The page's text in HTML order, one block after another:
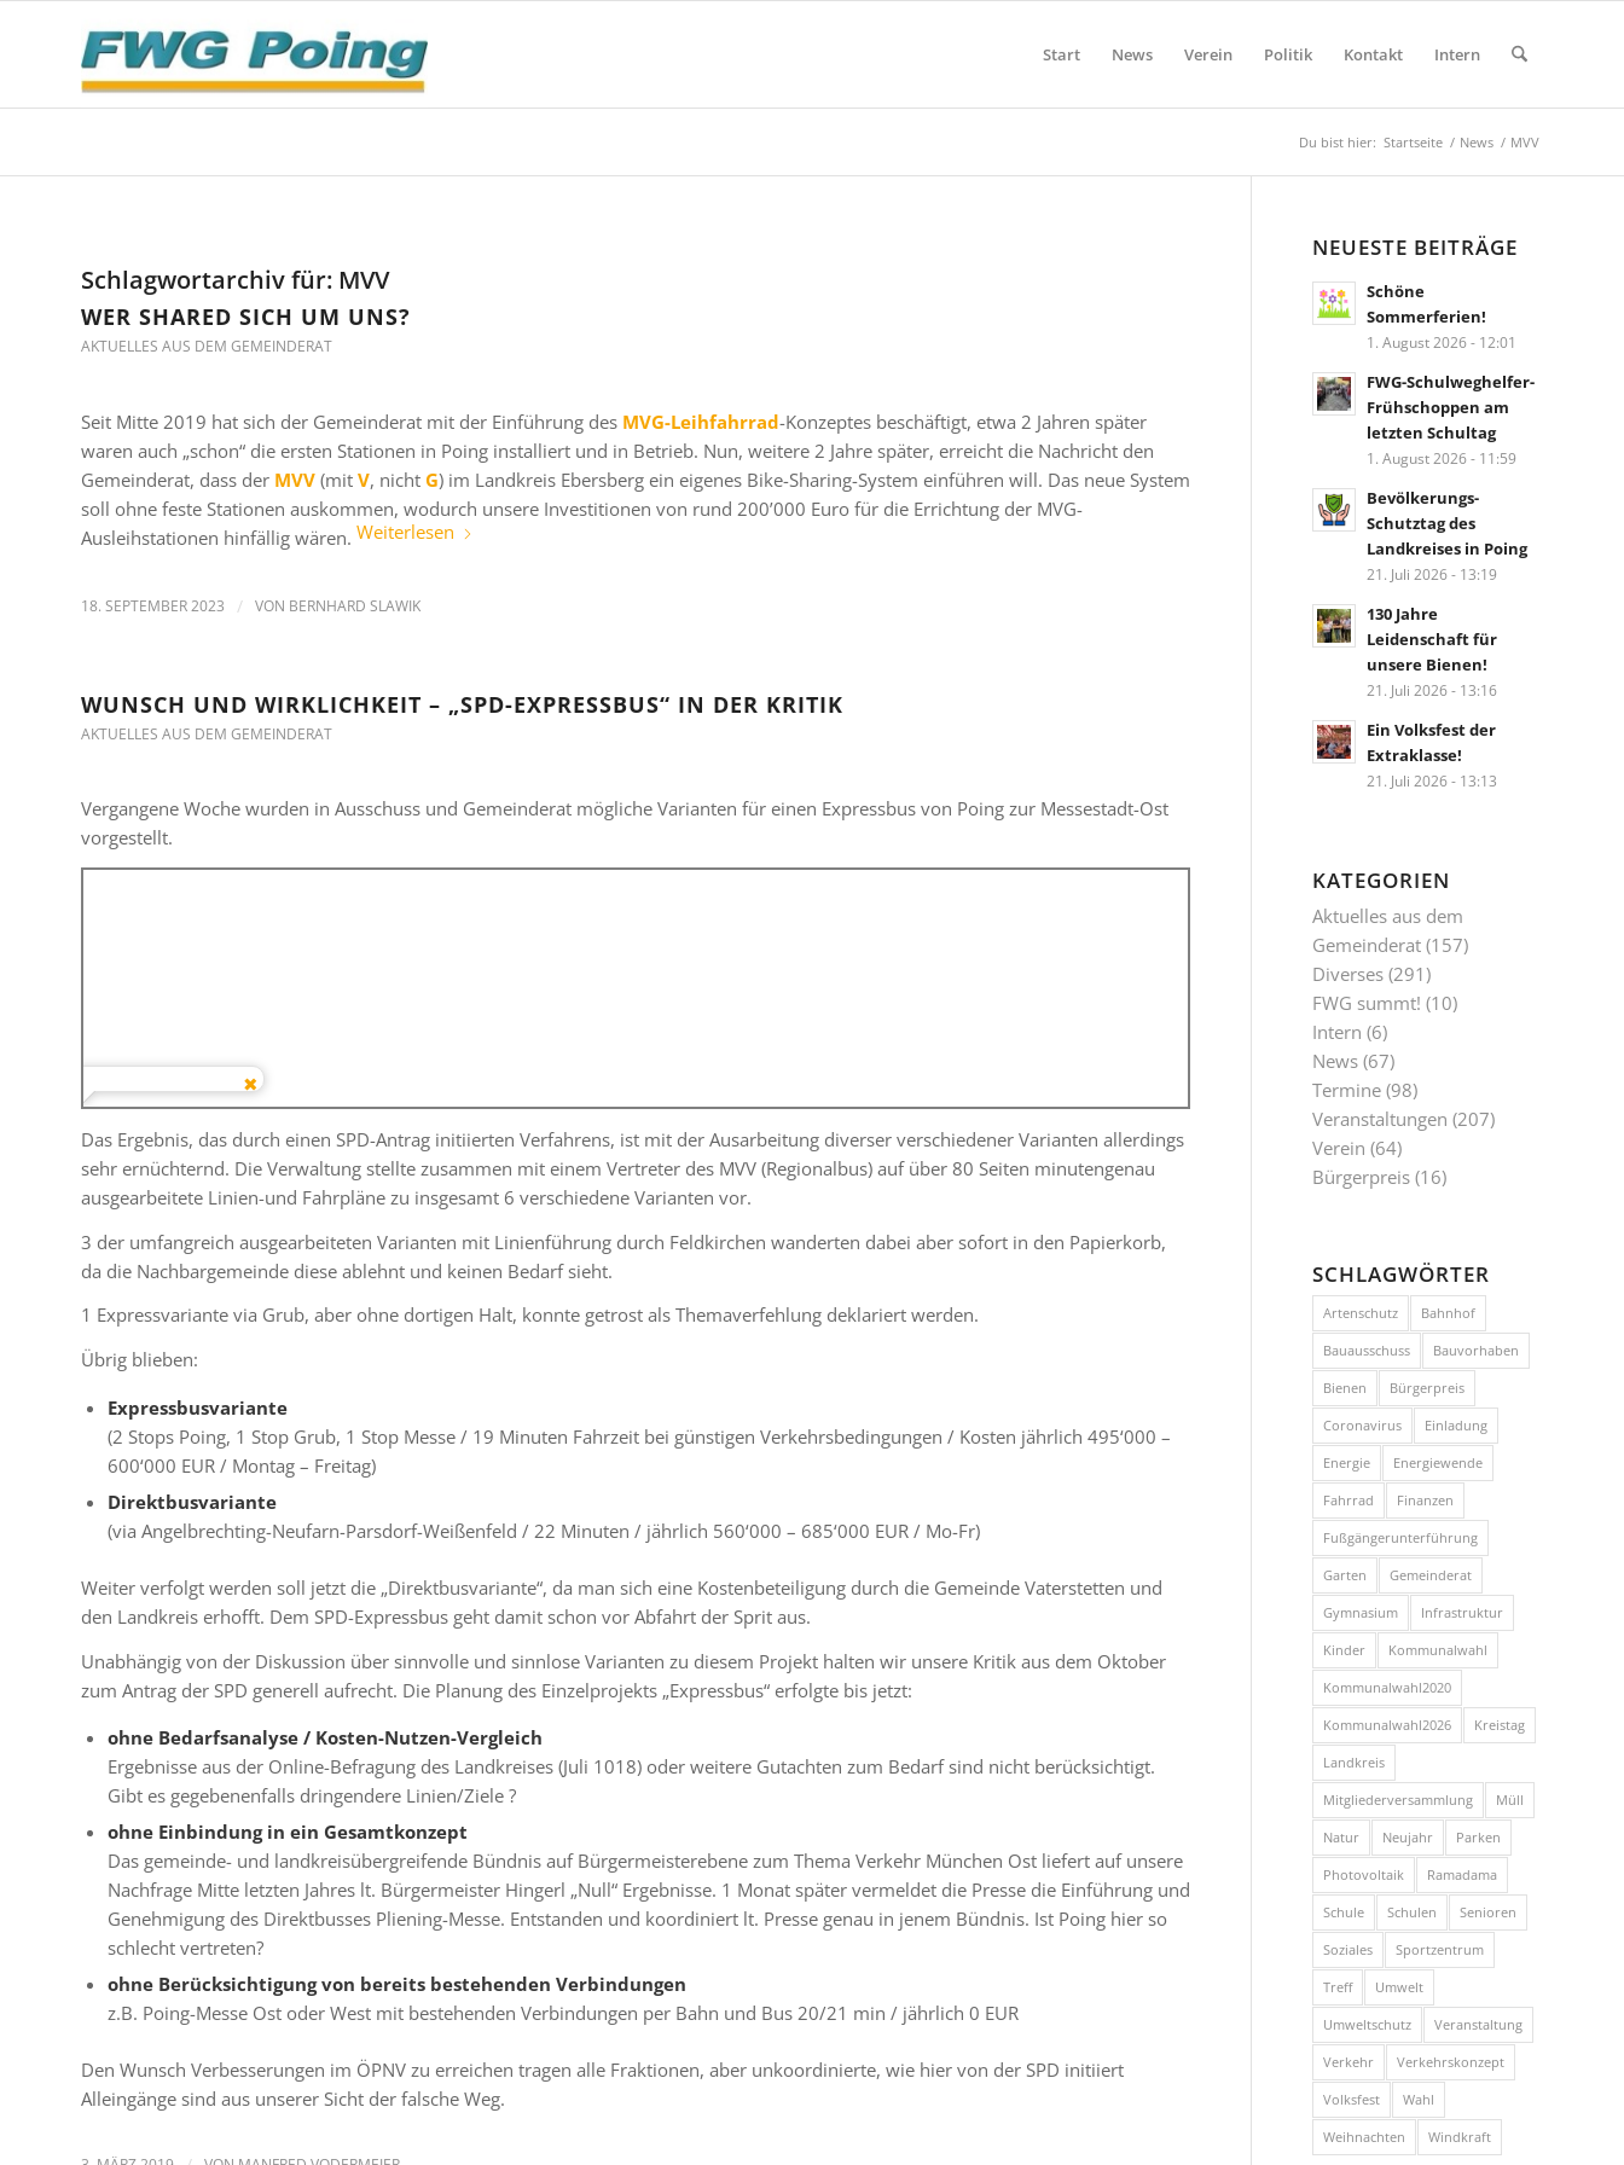
Start News Verein Politik Kontakt Intern
Du bist hier: Startseite / News / MVV
Schlagwortarchiv für: MVV
WER SHARED SICH UM UNS?
AKTUELLES AUS DEM GEMEINDERAT
Seit Mitte 2019 hat sich der Gemeinderat mit der Einführung des MVG-Leihfahrrad-Konzeptes beschäftigt, etwa 2 Jahren später
waren auch „schon“ die ersten Stationen in Poing installiert und in Betrieb. Nun, weitere 2 Jahre später, erreicht die Nachricht den
Gemeinderat, dass der MVV (mit V, nicht G) im Landkreis Ebersberg ein eigenes Bike-Sharing-System einführen will. Das neue System
soll ohne feste Stationen auskommen, wodurch unsere Investitionen von rund 200’000 Euro für die Errichtung der MVG-
Ausleihstationen hinfällig wären. Weiterlesen
18. SEPTEMBER 2023 / VON BERNHARD SLAWIK
WUNSCH UND WIRKLICHKEIT – „SPD-EXPRESSBUS“ IN DER KRITIK
AKTUELLES AUS DEM GEMEINDERAT
Vergangene Woche wurden in Ausschuss und Gemeinderat mögliche Varianten für einen Expressbus von Poing zur Messestadt-Ost
vorgestellt.
Das Ergebnis, das durch einen SPD-Antrag initiierten Verfahrens, ist mit der Ausarbeitung diverser verschiedener Varianten allerdings
sehr ernüchternd. Die Verwaltung stellte zusammen mit einem Vertreter des MVV (Regionalbus) auf über 80 Seiten minutengenau
ausgearbeitete Linien-und Fahrpläne zu insgesamt 6 verschiedene Varianten vor.
3 der umfangreich ausgearbeiteten Varianten mit Linienführung durch Feldkirchen wanderten dabei aber sofort in den Papierkorb,
da die Nachbargemeinde diese ablehnt und keinen Bedarf sieht.
1 Expressvariante via Grub, aber ohne dortigen Halt, konnte getrost als Themaverfehlung deklariert werden.
Übrig blieben:
Expressbusvariante
(2 Stops Poing, 1 Stop Grub, 1 Stop Messe / 19 Minuten Fahrzeit bei günstigen Verkehrsbedingungen / Kosten jährlich 495‘000 –
600‘000 EUR / Montag – Freitag)
Direktbusvariante
(via Angelbrechting-Neufarn-Parsdorf-Weißenfeld / 22 Minuten / jährlich 560‘000 – 685‘000 EUR / Mo-Fr)
Weiter verfolgt werden soll jetzt die „Direktbusvariante“, da man sich eine Kostenbeteiligung durch die Gemeinde Vaterstetten und
den Landkreis erhofft. Dem SPD-Expressbus geht damit schon vor Abfahrt der Sprit aus.
Unabhängig von der Diskussion über sinnvolle und sinnlose Varianten zu diesem Projekt halten wir unsere Kritik aus dem Oktober
zum Antrag der SPD generell aufrecht. Die Planung des Einzelprojekts „Expressbus“ erfolgte bis jetzt:
ohne Bedarfsanalyse / Kosten-Nutzen-Vergleich
Ergebnisse aus der Online-Befragung des Landkreises (Juli 1018) oder weitere Gutachten zum Bedarf sind nicht berücksichtigt.
Gibt es gegebenenfalls dringendere Linien/Ziele ?
ohne Einbindung in ein Gesamtkonzept
Das gemeinde- und landkreisübergreifende Bündnis auf Bürgermeisterebene zum Thema Verkehr München Ost liefert auf unsere
Nachfrage Mitte letzten Jahres lt. Bürgermeister Hingerl „Null“ Ergebnisse. 1 Monat später vermeldet die Presse die Einführung und
Genehmigung des Direktbusses Pliening-Messe. Entstanden und koordiniert lt. Presse genau in jenem Bündnis. Ist Poing hier so
schlecht vertreten?
ohne Berücksichtigung von bereits bestehenden Verbindungen
z.B. Poing-Messe Ost oder West mit bestehenden Verbindungen per Bahn und Bus 20/21 min / jährlich 0 EUR
Den Wunsch Verbesserungen im ÖPNV zu erreichen tragen alle Fraktionen, aber unkoordinierte, wie hier von der SPD initiiert
Alleingänge sind aus unserer Sicht der falsche Weg.
NEUESTE BEITRÄGE
Schöne
Sommerferien!
1. August 2026 - 12:01
FWG-Schulweghelfer-
Frühschoppen am
letzten Schultag
1. August 2026 - 11:59
Bevölkerungs-
Schutztag des
Landkreises in Poing
21. Juli 2026 - 13:19
130 Jahre
Leidenschaft für
unsere Bienen!
21. Juli 2026 - 13:16
Ein Volksfest der
Extraklasse!
21. Juli 2026 - 13:13
KATEGORIEN
Aktuelles aus dem
Gemeinderat (157)
Diverses (291)
FWG summt! (10)
Intern (6)
News (67)
Termine (98)
Veranstaltungen (207)
Verein (64)
Bürgerpreis (16)
SCHLAGWÖRTER
Artenschutz Bahnhof
Bauausschuss Bauvorhaben
Bienen Bürgerpreis
Coronavirus Einladung
Energie Energiewende
Fahrrad Finanzen
Fußgängerunterführung
Garten Gemeinderat
Gymnasium Infrastruktur
Kinder Kommunalwahl
Kommunalwahl2020
Kommunalwahl2026 Kreistag
Landkreis
Mitgliederversammlung Müll
Natur Neujahr Parken
Photovoltaik Ramadama
Schule Schulen Senioren
Soziales Sportzentrum
Treff Umwelt
Umweltschutz Veranstaltung
Verkehr Verkehrskonzept
Volksfest Wahl
Weihnachten Windkraft